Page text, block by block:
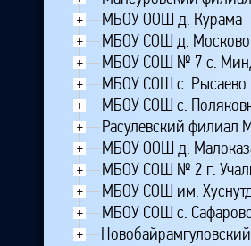
+ МБОУ ООШ д. Курама
+ МБОУ СОШ д. Москово
+ МБОУ СОШ № 7 с.
+ МБОУ СОШ с. Рысаево
+ МБОУ СОШ с.
+ Расулевский филиал
+ МБОУ ООШ д.
+ МБОУ СОШ № 2 г.
+ МБОУ СОШ им.
+ МБОУ СОШ с.
+